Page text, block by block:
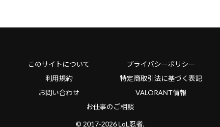
このサイトについて
プライバシーポリシー
利用規約
特定商取引法に基づく表記
お問い合わせ
VALORANT情報
お仕事のご相談
© 2017-2026 LoL忍者.